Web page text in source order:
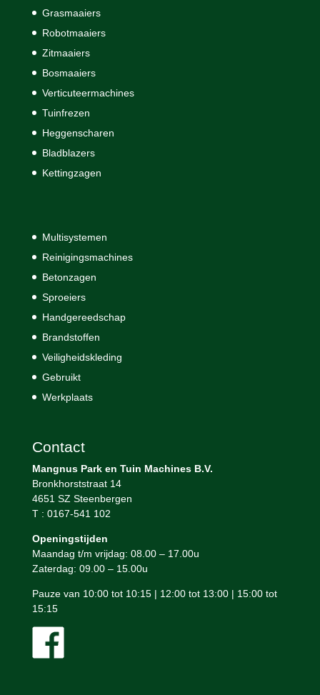
Grasmaaiers
Robotmaaiers
Zitmaaiers
Bosmaaiers
Verticuteermachines
Tuinfrezen
Heggenscharen
Bladblazers
Kettingzagen
Multisystemen
Reinigingsmachines
Betonzagen
Sproeiers
Handgereedschap
Brandstoffen
Veiligheidskleding
Gebruikt
Werkplaats
Contact
Mangnus Park en Tuin Machines B.V.
Bronkhorststraat 14
4651 SZ Steenbergen
T : 0167-541 102
Openingstijden
Maandag t/m vrijdag: 08.00 – 17.00u
Zaterdag: 09.00 – 15.00u
Pauze van 10:00 tot 10:15 | 12:00 tot 13:00 | 15:00 tot
15:15